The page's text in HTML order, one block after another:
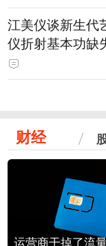
江美仪谈新生代
仪折射基本功缺
财经